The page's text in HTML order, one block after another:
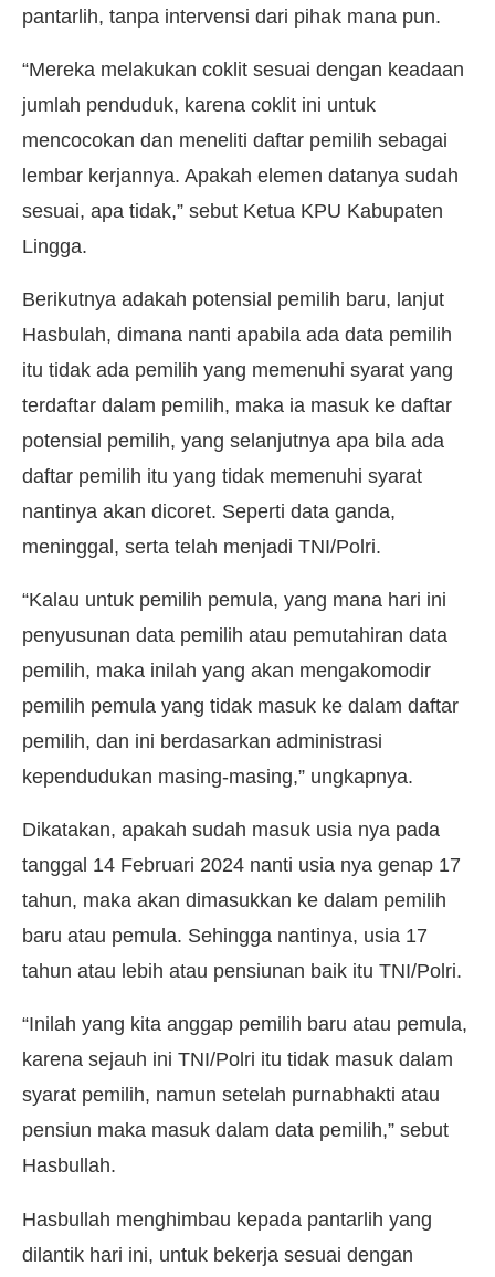
pantarlih, tanpa intervensi dari pihak mana pun.
“Mereka melakukan coklit sesuai dengan keadaan
jumlah penduduk, karena coklit ini untuk
mencocokan dan meneliti daftar pemilih sebagai
lembar kerjannya. Apakah elemen datanya sudah
sesuai, apa tidak,” sebut Ketua KPU Kabupaten
Lingga.
Berikutnya adakah potensial pemilih baru, lanjut
Hasbulah, dimana nanti apabila ada data pemilih
itu tidak ada pemilih yang memenuhi syarat yang
terdaftar dalam pemilih, maka ia masuk ke daftar
potensial pemilih, yang selanjutnya apa bila ada
daftar pemilih itu yang tidak memenuhi syarat
nantinya akan dicoret. Seperti data ganda,
meninggal, serta telah menjadi TNI/Polri.
“Kalau untuk pemilih pemula, yang mana hari ini
penyusunan data pemilih atau pemutahiran data
pemilih, maka inilah yang akan mengakomodir
pemilih pemula yang tidak masuk ke dalam daftar
pemilih, dan ini berdasarkan administrasi
kependudukan masing-masing,” ungkapnya.
Dikatakan, apakah sudah masuk usia nya pada
tanggal 14 Februari 2024 nanti usia nya genap 17
tahun, maka akan dimasukkan ke dalam pemilih
baru atau pemula. Sehingga nantinya, usia 17
tahun atau lebih atau pensiunan baik itu TNI/Polri.
“Inilah yang kita anggap pemilih baru atau pemula,
karena sejauh ini TNI/Polri itu tidak masuk dalam
syarat pemilih, namun setelah purnabhakti atau
pensiun maka masuk dalam data pemilih,” sebut
Hasbullah.
Hasbullah menghimbau kepada pantarlih yang
dilantik hari ini, untuk bekerja sesuai dengan